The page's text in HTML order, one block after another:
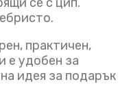
практичен,
е удобен за
идея за подарък